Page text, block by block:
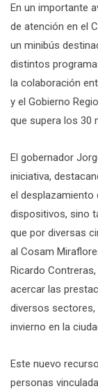
En un importante
de atención en el
un minibús
distintos
la colaboración
y el Gobierno
que supera los 30
El gobernador
iniciativa,
el desplazamiento
dispositivos, sino
que por diversas
al Cosam
Ricardo
acercar las
diversos sectores,
invierno en la
Este nuevo
personas